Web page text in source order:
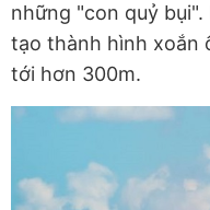
những "con quỷ
tạo thành hình xoắn
tới hơn 300m.